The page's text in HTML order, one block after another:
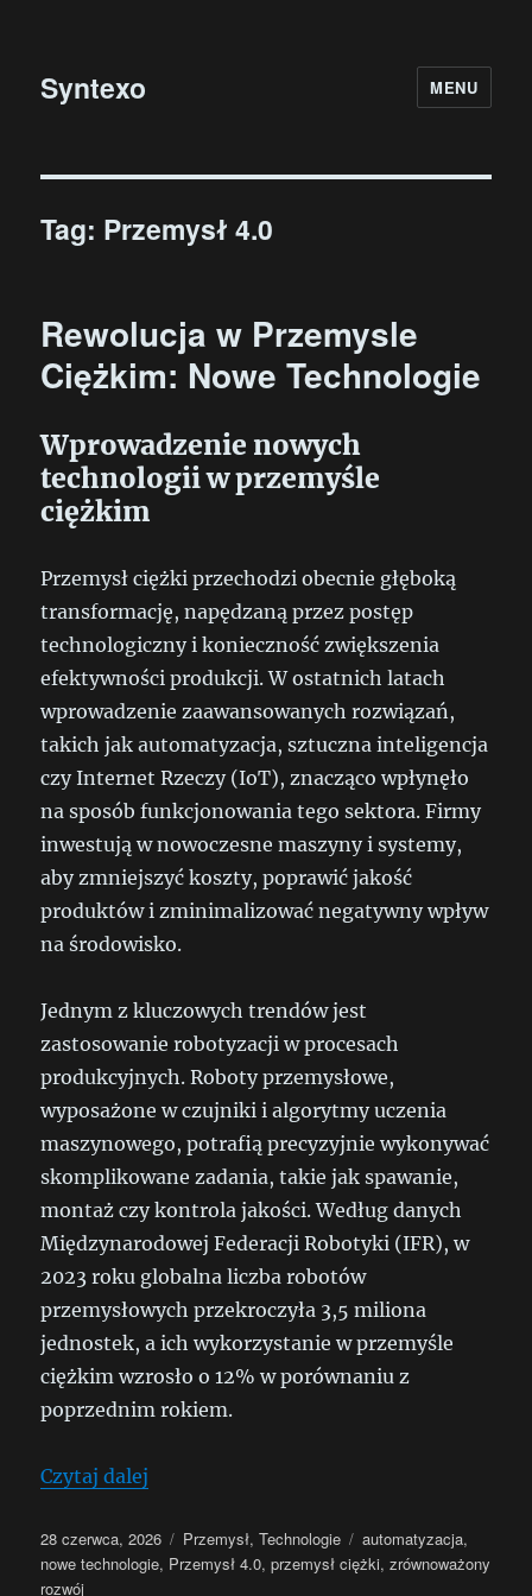
Syntexo MENU
Tag: Przemysł 4.0
Rewolucja w Przemysle
Ciężkim: Nowe Technologie
Wprowadzenie nowych
technologii w przemyśle
ciężkim
Przemysł ciężki przechodzi obecnie głęboką
transformację, napędzaną przez postęp
technologiczny i konieczność zwiększenia
efektywności produkcji. W ostatnich latach
wprowadzenie zaawansowanych rozwiązań,
takich jak automatyzacja, sztuczna inteligencja
czy Internet Rzeczy (IoT), znacząco wpłynęło
na sposób funkcjonowania tego sektora. Firmy
inwestują w nowoczesne maszyny i systemy,
aby zmniejszyć koszty, poprawić jakość
produktów i zminimalizować negatywny wpływ
na środowisko.
Jednym z kluczowych trendów jest
zastosowanie robotyzacji w procesach
produkcyjnych. Roboty przemysłowe,
wyposażone w czujniki i algorytmy uczenia
maszynowego, potrafią precyzyjnie wykonywać
skomplikowane zadania, takie jak spawanie,
montaż czy kontrola jakości. Według danych
Międzynarodowej Federacji Robotyki (IFR), w
2023 roku globalna liczba robotów
przemysłowych przekroczyła 3,5 miliona
jednostek, a ich wykorzystanie w przemyśle
ciężkim wzrosło o 12% w porównaniu z
poprzednim rokiem.
Czytaj dalej
Data
publikacji
28 czerwca, 2026 Kategorie
Przemysł,Technologie Tagi
automatyzacja,
nowe technologie, Przemysł 4.0,przemysł ciężki,zrównoważony
rozwój